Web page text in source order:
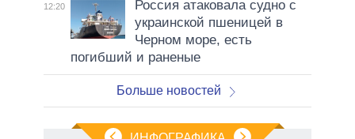
12:20
Россия атаковала судно с
украинской пшеницей в
Черном море, есть
погибший и раненые
Больше новостей